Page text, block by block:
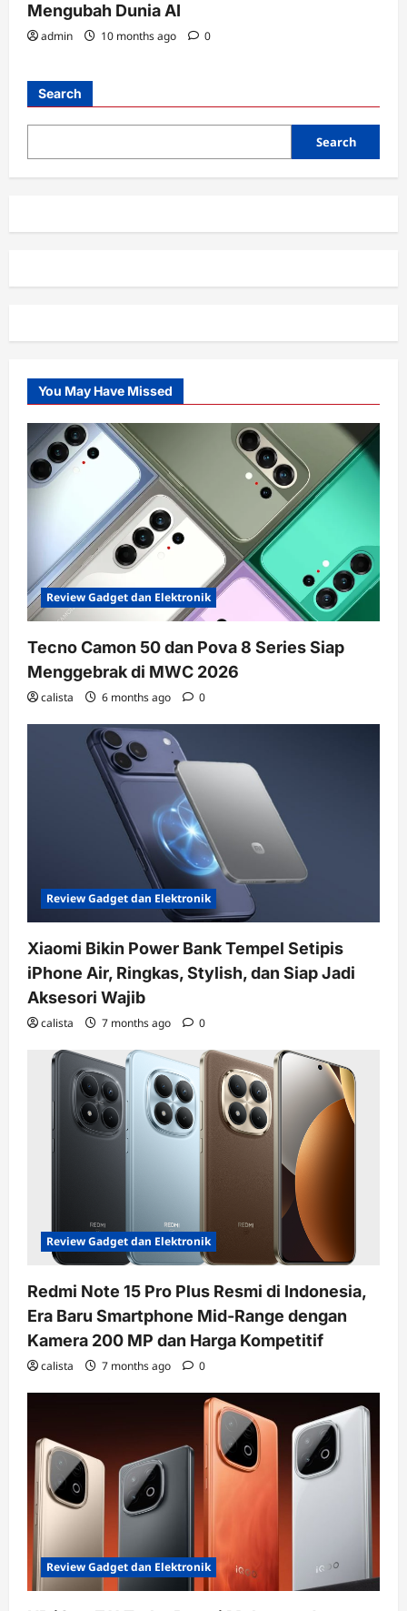
Mengubah Dunia AI
admin 10 months ago 0
Search
Search
You May Have Missed
Review Gadget dan Elektronik
Tecno Camon 50 dan Pova 8 Series Siap
Menggebrak di MWC 2026
calista 6 months ago 0
Review Gadget dan Elektronik
Xiaomi Bikin Power Bank Tempel Setipis
iPhone Air, Ringkas, Stylish, dan Siap Jadi
Aksesori Wajib
calista 7 months ago 0
Review Gadget dan Elektronik
Redmi Note 15 Pro Plus Resmi di Indonesia,
Era Baru Smartphone Mid-Range dengan
Kamera 200 MP dan Harga Kompetitif
calista 7 months ago 0
Review Gadget dan Elektronik